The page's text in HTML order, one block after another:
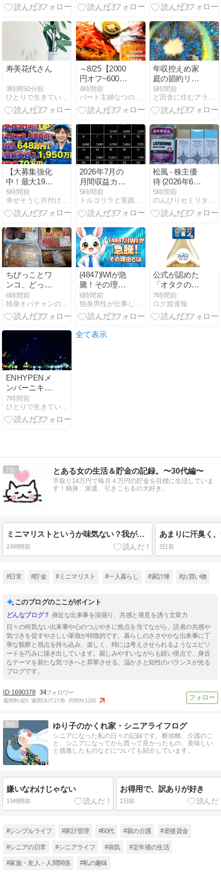
寿美花代さん
3時間50分前
～8/25【2000
円オフ~600円
オフ】ショッ
プオープン記
念｜ジャム、
4時間前
パート主婦なつの節約ブログ
年収控えめ家
庭の節約リー
ズナブルな家
族旅行です専
業主婦わたく
5時間前
ど田舎に住むアラサー主婦のまったり節約生活
【大募集強化
中！最大1950
万円】トヨタ
自動車羽村派
遣大募集中！
5時間前
幸せそうじ片付け共創期間工派遣ブログ
2026年7月の
月間収益カレ
ンダー！
5時間前
トルコリラと実践スワップ生活のブログ！
松風 - 株主優
待 (2026年6
月)
5時間前
のんびりセミリタイア生活を目指す
ちびっことワ
ンコ、どっち
が我慢出来
る？
6時間前
独身オバチャンの猫とのまったり節約生活
(4847)IWIが急
騰！その理由
とは
6時間前
公式が認めた
「オタクの夏
のニオイ問
題」。金のフ
ァブリーズ×
7時間前
ロク姫速報
ENHYPENメ
ンバーニキの
件
7時間前
全て表示
7 とある女の生活＆貯金の記録。〜30代編〜
手取り14万円で毎月４万円の貯金を目標に生活していま
す！独身、派遣、引きこもるの大好き。
ミニマリストというか味気ない？我が家には装飾品がありません。
24時間前
あまりに汗臭く
2日前
#日常 #貯金 #ミニマリスト #一人暮らし #家計簿 #お買い物
このブログのここがポイント
身近な出来事を深掘り、共感と発見を誘う文章力
日々の何気ない出来事や心のつぶやきに焦点を当てながら、読者の共感や
気づきを促すやさしい筆致が特徴的です。暮らしのささやかな出来事に丁
寧な観察と視点を持ち込み、楽しく、時には考えさせられるようなエピソ
ードを巧みに描き出しています。親しみやすいながらも鋭い視点で、身近
なテーマを新たな気づきへと昇華させる、温かさと知性のバランスが光る
ブログです。
1690378 34
週間IN:825 週間OUT:2735 月間IN:1235
8 ゆり子のかくれ家・シニアライフログ
シニアになった私の日々の記録です。断捨離、介護のこ
と、シニアになってから買って良かったもの、美味しい
と感激したものなどについても紹介しています。
嫌いなわけじゃない
15時間前
お得用で、訳ありが好き
2日前
#シンプルライフ #家計管理 #60代 #親の介護 #老後資金
#シニアの日常 #シニアライフ #病気 #定年後の生活
#家族・友人・人間関係 #私の趣味